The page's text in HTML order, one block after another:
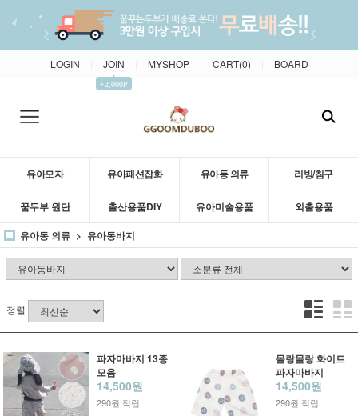
LOGIN JOIN
▲
+2,000P
MYSHOP CART(0) BOARD
유아모자 유아패션잡화 유아동 의류 리빙/침구
꿈두부 원단 출산용품DIY 유아미술용품
외출용품
유아동 의류
유아동바지
정렬
파자마바지 13종
모음
14,500원
290원 적립
몰랑몰랑 화이트
파자마바지
14,500원
290원 적립